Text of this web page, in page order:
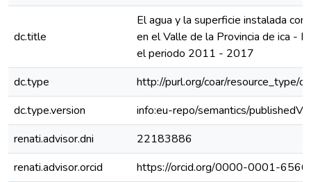
dc.title
El agua y la superficie instalada con
en el Valle de la Provincia de ica -
el periodo 2011 - 2017
dc.type
http://purl.org/coar/resource_type/
dc.type.version
info:eu-repo/semantics/
renati.advisor.dni
22183886
renati.advisor.orcid
https://orcid.org/0000-0001-